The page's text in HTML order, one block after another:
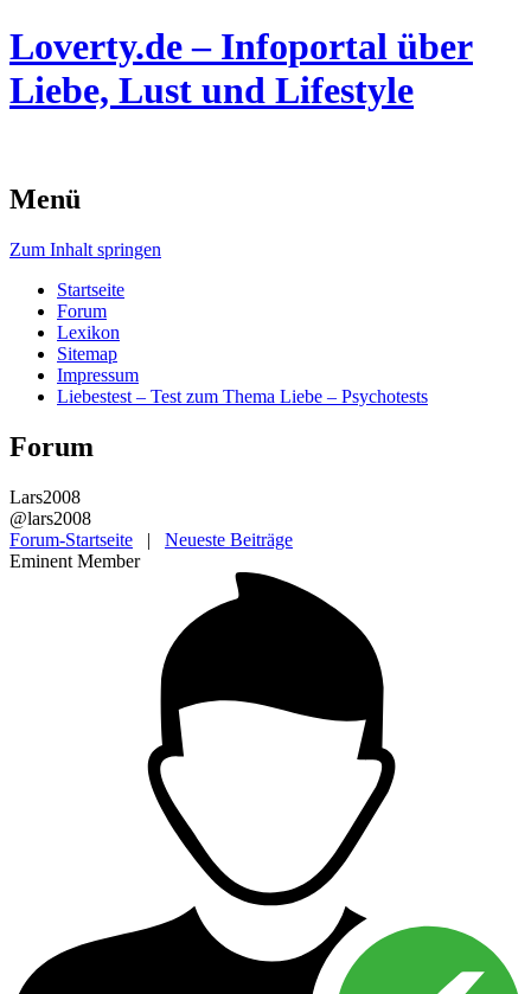
Loverty.de – Infoportal über
Liebe, Lust und Lifestyle
Menü
Zum Inhalt springen
Startseite
Forum
Lexikon
Sitemap
Impressum
Liebestest – Test zum Thema Liebe – Psychotests
Forum
Lars2008
@lars2008
Forum-Startseite | Neueste Beiträge
Eminent Member